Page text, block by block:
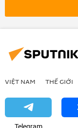
VIỆT NAM THẾ GIỚI
Telegram